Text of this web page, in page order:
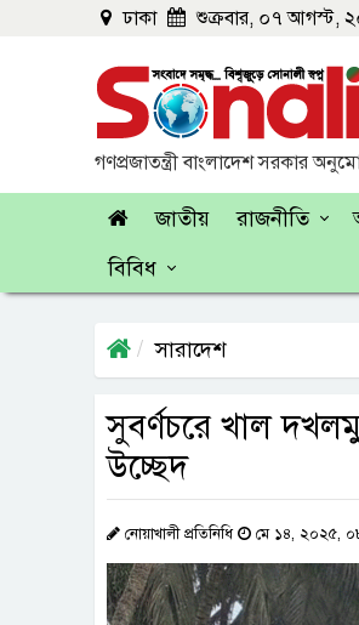
ঢাকা শুক্রবার, ০৭ আগস্ট,
গণপ্রজাতন্ত্রী বাংলাদেশ সরকার
জাতীয় রাজনীতি
বিবিধ
সারাদেশ
সুবর্ণচরে খাল
উচ্ছেদ
নোয়াখালী প্রতিনিধি মে ১৪, ২০২৫,